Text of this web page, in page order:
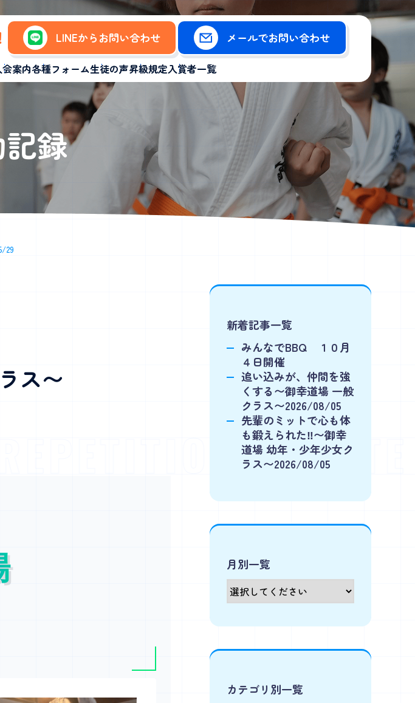
案内各種フォーム生徒の声昇級規定入賞者一覧
LINEからお問い合わせ メールでお問い合わせ
録
29
ス〜
新着記事一覧
みんなでBBQ １０月
４日開催
追い込みが、仲間を強
くする〜御幸道場 一般
クラス〜2026/08/05
先輩のミットで心も体
も鍛えられた‼️〜御幸
道場 幼年・少年少女ク
ラス〜2026/08/05
月別一覧
カテゴリ別一覧